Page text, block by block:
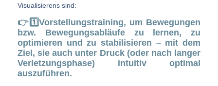
Visualisierens sind:
👉1️⃣Vorstellungstraining, um Bewegungen
bzw. Bewegungsabläufe zu lernen, zu
optimieren und zu stabilisieren – mit dem
Ziel, sie auch unter Druck (oder nach langer
Verletzungsphase) intuitiv optimal
auszuführen.